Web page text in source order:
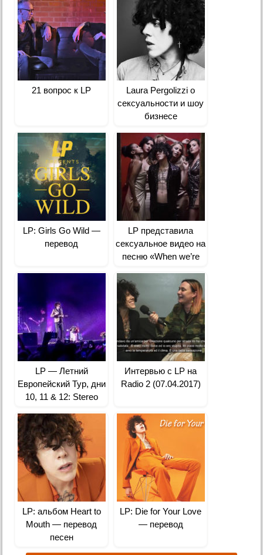
21 вопрос к LP
Laura Pergolizzi о
сексуальности и шоу
бизнесе
LP: Girls Go Wild —
перевод
LP представила
сексуальное видео на
песню «When we’re
LP — Летний
Европейский Тур, дни
10, 11 & 12: Stereo
Украина
Интервью с LP на
Radio 2 (07.04.2017)
LP: альбом Heart to
Mouth — перевод
песен
LP: Die for Your Love
— перевод